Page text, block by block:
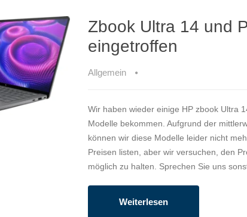
Zbook Ultra 14 und
eingetroffen
Allgemein
Wir haben wieder einige HP zbook Ultra
Modelle bekommen. Aufgrund der
können wir diese Modelle leider nicht
Preisen listen, aber wir versuchen, den
möglich zu halten. Sprechen Sie uns
Weiterlesen